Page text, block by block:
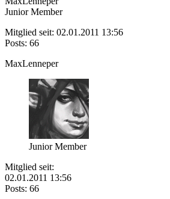
Junior Member
Mitglied seit: 02.01.2011 13:56
Posts: 66
MaxLenneper
Junior Member
Mitglied seit:
02.01.2011 13:56
Posts: 66